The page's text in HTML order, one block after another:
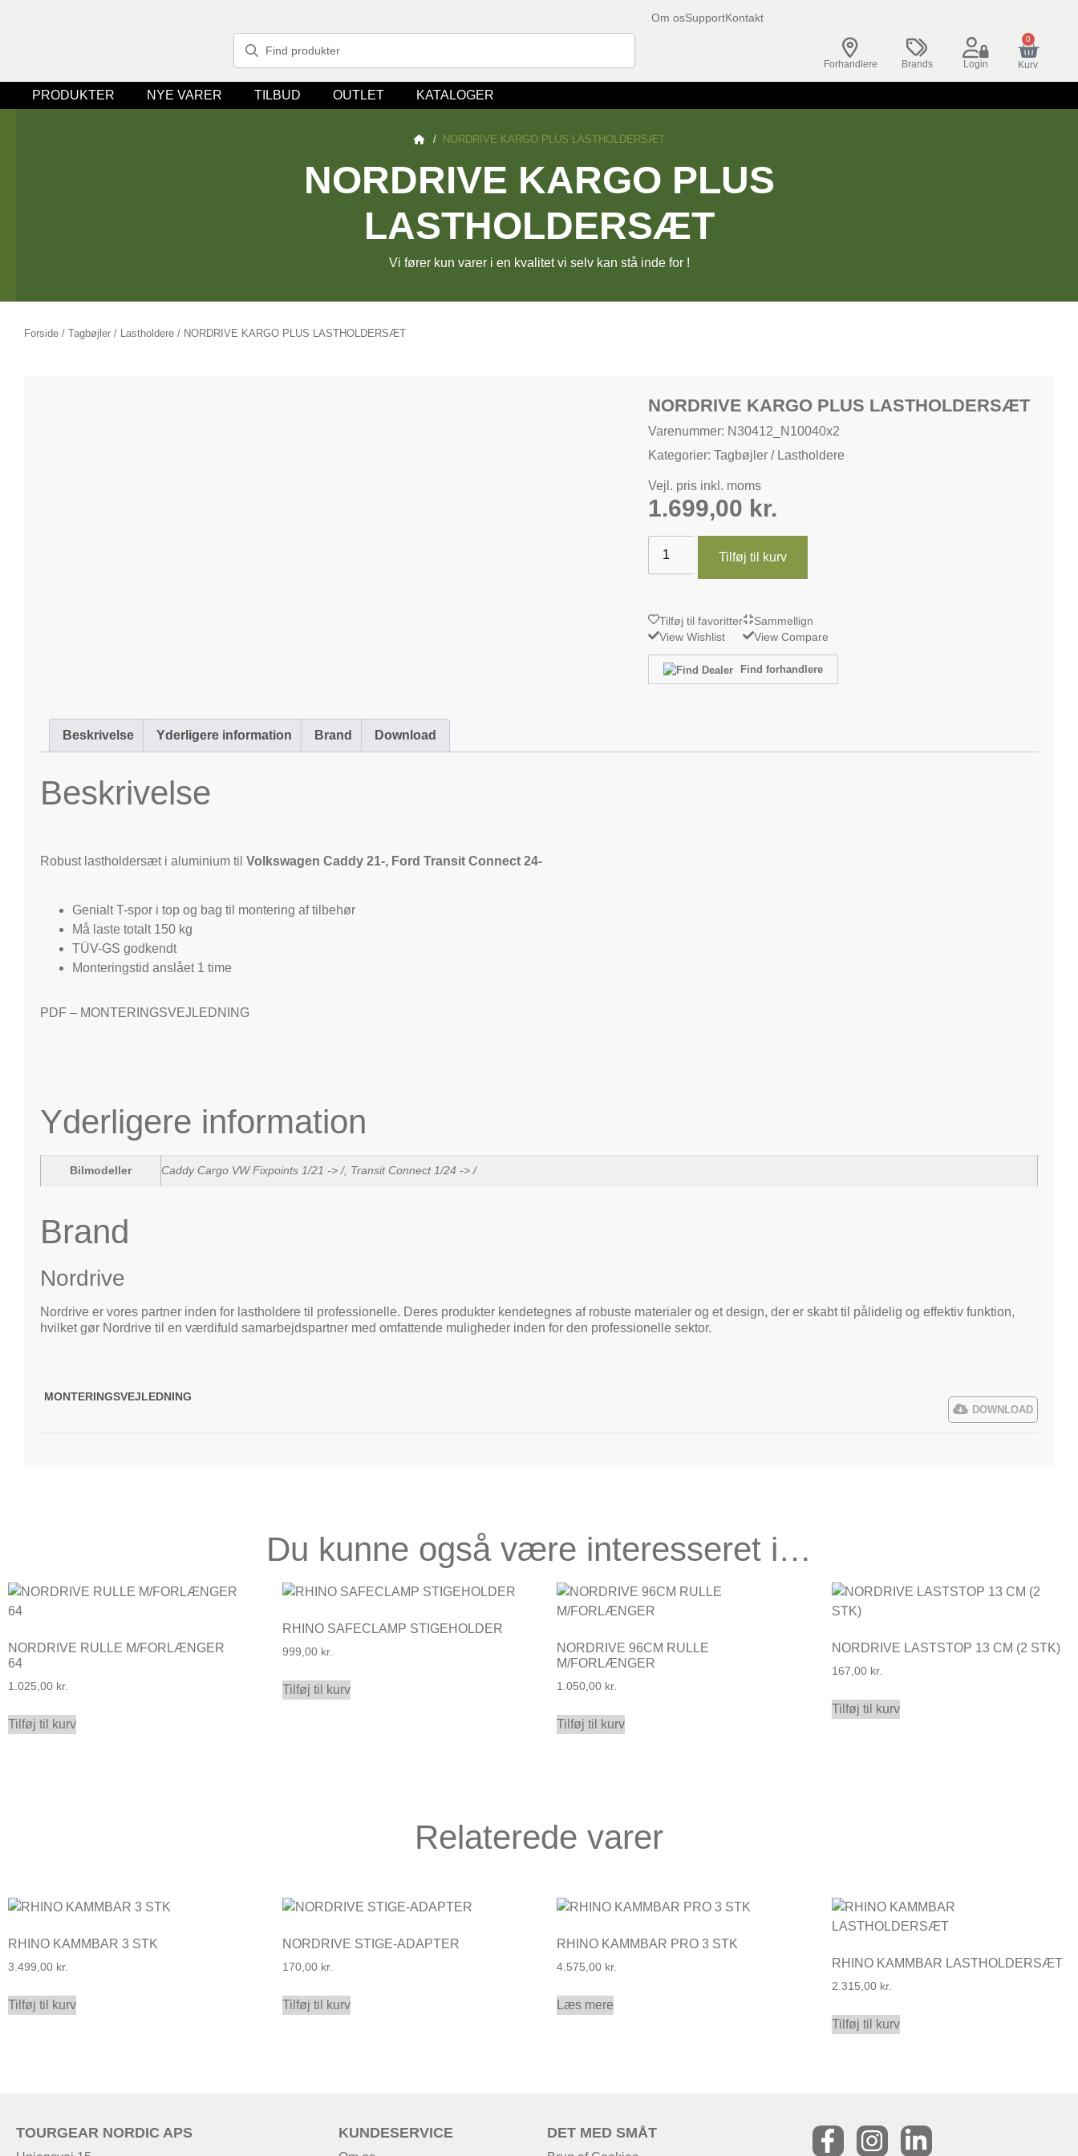
Om osSupportKontakt
Forhandlere Brands Login
0
Kurv
PRODUKTER NYE VARER TILBUD OUTLET KATALOGER
/ NORDRIVE KARGO PLUS LASTHOLDERSÆT
NORDRIVE KARGO PLUS
LASTHOLDERSÆT
Vi fører kun varer i en kvalitet vi selv kan stå inde for !
Forside / Tagbøjler / Lastholdere / NORDRIVE KARGO PLUS LASTHOLDERSÆT
NORDRIVE KARGO PLUS LASTHOLDERSÆT
Varenummer: N30412_N10040x2
Kategorier:Tagbøjler / Lastholdere
Vejl. pris inkl. moms
1.699,00 kr.
Tilføj til kurv
Tilføj til favoritter
View Wishlist
Sammellign
View Compare
Find forhandlere
Beskrivelse Yderligere information Brand Download
Beskrivelse
Robust lastholdersæt i aluminium til Volkswagen Caddy 21-, Ford Transit Connect 24-
Genialt T-spor i top og bag til montering af tilbehør
Må laste totalt 150 kg
TÜV-GS godkendt
Monteringstid anslået 1 time
PDF – MONTERINGSVEJLEDNING
Yderligere information
Bilmodeller Caddy Cargo VW Fixpoints 1/21 -> /, Transit Connect 1/24 -> /
Brand
Nordrive
Nordrive er vores partner inden for lastholdere til professionelle. Deres produkter kendetegnes af robuste materialer og et design, der er skabt til pålidelig og effektiv funktion,
hvilket gør Nordrive til en værdifuld samarbejdspartner med omfattende muligheder inden for den professionelle sektor.
MONTERINGSVEJLEDNING
DOWNLOAD
Du kunne også være interesseret i…
NORDRIVE RULLE M/FORLÆNGER
64
1.025,00 kr.
Tilføj til kurv
RHINO SAFECLAMP STIGEHOLDER
999,00 kr.
Tilføj til kurv
NORDRIVE 96CM RULLE
M/FORLÆNGER
1.050,00 kr.
Tilføj til kurv
NORDRIVE LASTSTOP 13 CM (2 STK)
167,00 kr.
Tilføj til kurv
Relaterede varer
RHINO KAMMBAR 3 STK
3.499,00 kr.
Tilføj til kurv
NORDRIVE STIGE-ADAPTER
170,00 kr.
Tilføj til kurv
RHINO KAMMBAR PRO 3 STK
4.575,00 kr.
Læs mere
RHINO KAMMBAR LASTHOLDERSÆT
2.315,00 kr.
Tilføj til kurv
TOURGEAR NORDIC APS KUNDESERVICE DET MED SMÅT